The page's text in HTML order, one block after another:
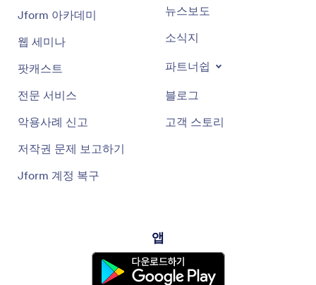
Jform 아카데미
웹 세미나
팟캐스트
전문 서비스
악용사례 신고
저작권 문제 보고하기
Jform 계정 복구
뉴스보도
소식지
파트너쉽
블로그
고객 스토리
앱